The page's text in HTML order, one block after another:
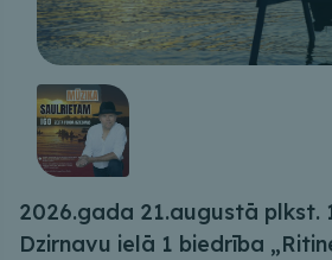
2026.gada 21.augustā plkst.
Dzirnavu ielā 1 biedrība